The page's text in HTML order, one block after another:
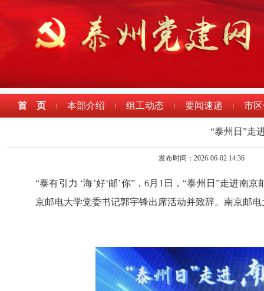
首 页 | 本部介绍 | 组工动态 | 要闻速递 | 市
“泰州日”走
发布时间：2026-06-02 14:36
“泰有引力 ‘海’好‘邮’你”，6月1日，“泰州日”走进南
京邮电大学党委书记郭宇锋出席活动并致辞。南京邮